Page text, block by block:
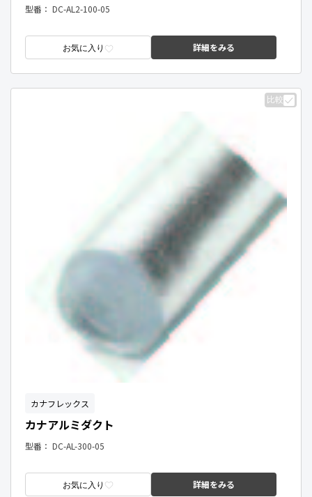
型番： DC-AL2-100-05
お気に入り 詳細をみる
比較
カナフレックス
カナアルミダクト
型番： DC-AL-300-05
お気に入り 詳細をみる